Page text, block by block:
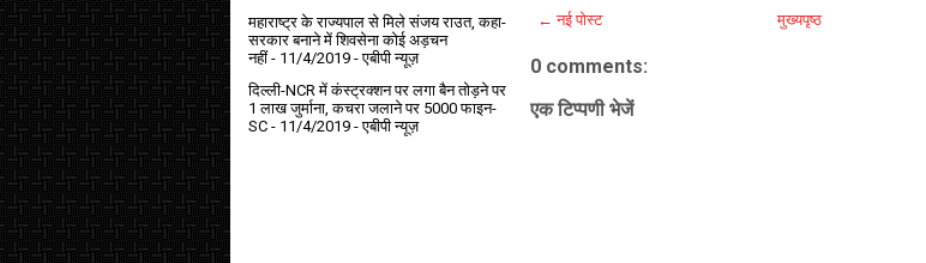
← नई पोस्ट मुख्यपृष्ठ
0 comments:
एक टिप्पणी भेजें
महाराष्ट्र के राज्यपाल से मिले संजय राउत, कहा-
सरकार बनाने में शिवसेना कोई अड़चन
नहीं- 11/4/2019 - एबीपी न्यूज़
दिल्ली-NCR में कंस्ट्रक्शन पर लगा बैन तोड़ने पर
1 लाख जुर्माना, कचरा जलाने पर ₹5000 फाइन-
SC - 11/4/2019 - एबीपी न्यूज़